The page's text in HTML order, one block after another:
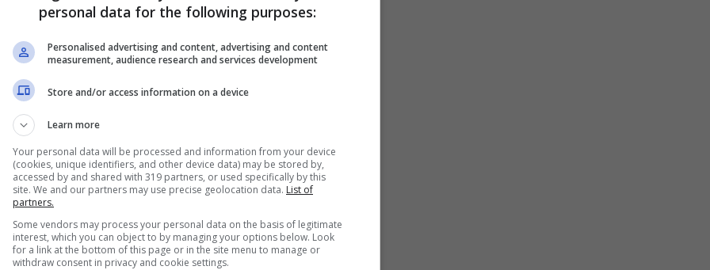
pareggio
match fra
e
Divisione:
giù, Catanzaro
super
di
chiesti 30
Amanda
di A-1: Macerata
inarrestabile
personal data for the following purposes:
Personalised advertising and content, advertising and content
measurement, audience research and services development
Store and/or access information on a device
Learn more
Your personal data will be processed and information from your device
(cookies, unique identifiers, and other device data) may be stored by,
accessed by and shared with 319 partners, or used specifically by this
site. We and our partners may use precise geolocation data. List of
partners.
Some vendors may process your personal data on the basis of legitimate
interest, which you can object to by managing your options below. Look
for a link at the bottom of this page or in the site menu to manage or
withdraw consent in privacy and cookie settings.